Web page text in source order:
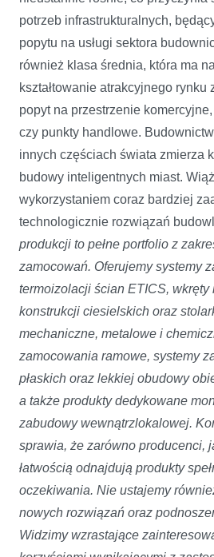
potrzeb infrastrukturalnych,
popytu na usługi sektora
również klasa średnia, która ma
kształtowanie atrakcyjnego rynku
popyt na przestrzenie
czy punkty handlowe.
innych częściach świata zmierza
budowy inteligentnych miast.
wykorzystaniem coraz bardziej
technologicznie rozwiązań
produkcji to pełne portfolio z
zamocowań. Oferujemy systemy
termoizolacji ścian ETICS, wkręty
konstrukcji ciesielskich oraz
mechaniczne, metalowe i
zamocowania ramowe, systemy
płaskich oraz lekkiej obudowy
a także produkty dedykowane
zabudowy wewnątrzlokalowej.
sprawia, że zarówno producenci,
łatwością odnajdują produkty
oczekiwania. Nie ustajemy
nowych rozwiązań oraz
Widzimy wzrastające